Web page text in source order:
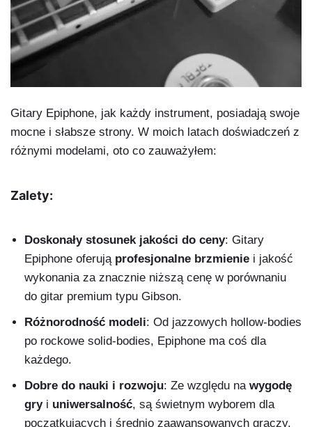
Gitary Epiphone, jak każdy instrument, posiadają swoje
mocne i słabsze strony. W moich latach doświadczeń z
różnymi modelami, oto co zauważyłem:
Zalety:
Doskonały stosunek jakości do ceny: Gitary
Epiphone oferują profesjonalne brzmienie i jakość
wykonania za znacznie niższą cenę w porównaniu
do gitar premium typu Gibson.
Różnorodność modeli: Od jazzowych hollow-bodies
po rockowe solid-bodies, Epiphone ma coś dla
każdego.
Dobre do nauki i rozwoju: Ze względu na wygodę
gryi uniwersalność, są świetnym wyborem dla
początkujących i średnio zaawansowanych graczy.